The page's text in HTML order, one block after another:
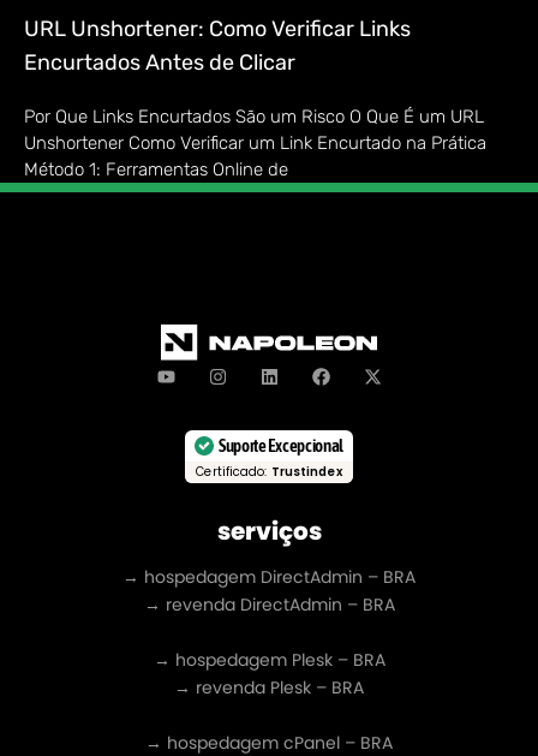
URL Unshortener: Como Verificar Links
Encurtados Antes de Clicar
Por Que Links Encurtados São um Risco O Que É um URL
Unshortener Como Verificar um Link Encurtado na Prática
Método 1: Ferramentas Online de
Suporte Excepcional
Certificado: Trustindex
serviços
→ hospedagem DirectAdmin – BRA
→ revenda DirectAdmin – BRA
→ hospedagem Plesk – BRA
→ revenda Plesk – BRA
→ hospedagem cPanel – BRA